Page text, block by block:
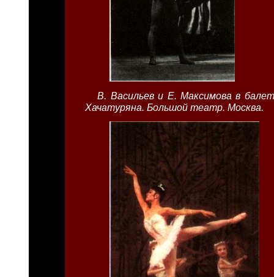
В. Васильев и Е. Максимова в
Хачатуряна. Большой театр. Москва.